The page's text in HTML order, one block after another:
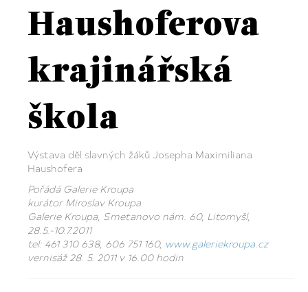
Haushoferova
krajinářská
škola
Výstava děl slavných žáků Josepha Maximiliana
Haushofera
Pořádá Galerie Kroupa
kurátor Miroslav Kroupa
Galerie Kroupa, Smetanovo nám. 60, Litomyšl,
28.5.-10.7.2011
tel: 461 310 638, 606 751 160, www.galeriekroupa.cz
vernisáž 28. 5. 2011 v 16.00 hodin